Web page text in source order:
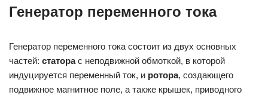
Генератор переменного тока
Генератор переменного тока состоит из двух основных
частей: статорас неподвижной обмоткой, в которой
индуцируется переменный ток, и ротора, создающего
подвижное магнитное поле, а также крышек, приводного